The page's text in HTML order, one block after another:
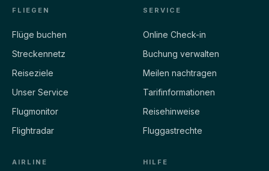
FLIEGEN
Flüge buchen
Streckennetz
Reiseziele
Unser Service
Flugmonitor
Flightradar
SERVICE
Online Check-in
Buchung verwalten
Meilen nachtragen
Tarifinformationen
Reisehinweise
Fluggastrechte
AIRLINE HILFE